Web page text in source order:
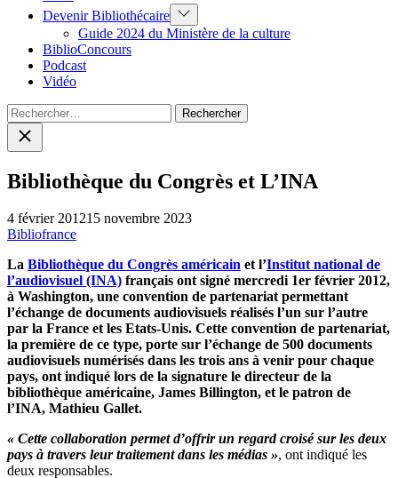
Devenir Bibliothécaire Show
sub
menu
Guide 2024 du Ministère de la culture
BiblioConcours
Podcast
Vidéo
Rechercher :
Close
search
Bibliothèque du Congrès et L’INA
4 février 201215 novembre 2023
Bibliofrance
La Bibliothèque du Congrès américain et l’Institut national de
l’audiovisuel (INA) français ont signé mercredi 1er février 2012,
à Washington, une convention de partenariat permettant
l’échange de documents audiovisuels réalisés l’un sur l’autre
par la France et les Etats-Unis. Cette convention de partenariat,
la première de ce type, porte sur l’échange de 500 documents
audiovisuels numérisés dans les trois ans à venir pour chaque
pays, ont indiqué lors de la signature le directeur de la
bibliothèque américaine, James Billington, et le patron de
l’INA, Mathieu Gallet.
« Cette collaboration permet d’offrir un regard croisé sur les deux
pays à travers leur traitement dans les médias », ont indiqué les
deux responsables.